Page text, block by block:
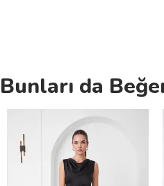
Bunları da